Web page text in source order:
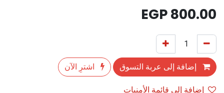
800.00
إضافة إلى عربة التسوق
اشترِ الآن
إضافة إلى قائمة الأمنيات